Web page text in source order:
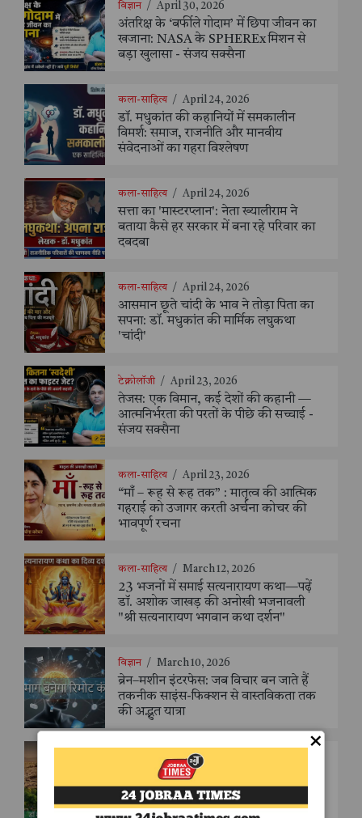
विज्ञान / April 30, 2026
अंतरिक्ष के ‘बर्फीले गोदाम’ में छिपा जीवन का
खजाना: NASA के SPHEREx मिशन से
बड़ा खुलासा - संजय सक्सैना
कला-साहित्य / April 24, 2026
डॉ. मधुकांत की कहानियों में समकालीन
विमर्श: समाज, राजनीति और मानवीय
संवेदनाओं का गहरा विश्लेषण
कला-साहित्य / April 24, 2026
सत्ता का 'मास्टरप्लान': नेता ख्यालीराम ने
बताया कैसे हर सरकार में बना रहे परिवार का
दबदबा
कला-साहित्य / April 24, 2026
आसमान छूते चांदी के भाव ने तोड़ा पिता का
सपना: डॉ. मधुकांत की मार्मिक लघुकथा
'चांदी'
टेक्नोलॉजी / April 23, 2026
तेजस: एक विमान, कई देशों की कहानी —
आत्मनिर्भरता की परतों के पीछे की सच्चाई -
संजय सक्सैना
कला-साहित्य / April 23, 2026
“माँ – रूह से रूह तक” : मातृत्व की आत्मिक
गहराई को उजागर करती अर्चना कोचर की
भावपूर्ण रचना
कला-साहित्य / March 12, 2026
23 भजनों में समाई सत्यनारायण कथा—पढ़ें
डॉ. अशोक जाखड़ की अनोखी भजनावली
"श्री सत्यनारायण भगवान कथा दर्शन"
विज्ञान / March 10, 2026
ब्रेन–मशीन इंटरफेस: जब विचार बन जाते हैं
तकनीक साइंस-फिक्शन से वास्तविकता तक
की अद्भुत यात्रा
कला-साहित्य / March 10, 2026
साहित्यकार डॉ. मधुकांत का ‘जल गीत’ बना
जल संरक्षण का संदेशवाहक
×